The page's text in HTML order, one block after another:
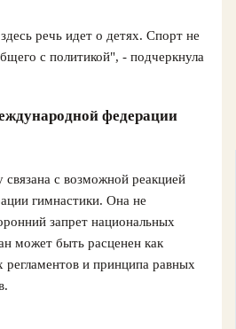
речь идет о детях. Спорт не
с политикой", - подчеркнула
федерации
связана с возможной реакцией
гимнастики. Она не
запрет национальных
может быть расценен как
и принципа равных